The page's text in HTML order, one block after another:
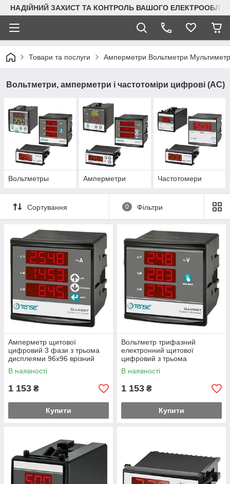
НАДІЙНИЙ ЗАХИСТ ТА КОНТРОЛЬ ВАШОГО
Товари та послуги Амперметри Вольтметри
Вольтметри, амперметри і частотоміри цифрові (AC)
Вольтметры Амперметри Частотомери
Сортування 0 Фільтри
Амперметр щитової
цифровий 3 фази з трьома
дисплеями 96x96 врізний
В наявності
1 153 ₴
Купити
Вольтметр трифазний
електронний щитової
цифровий з трьома
дисплеями 96x96 врізний
В наявності
1 153 ₴
Купити